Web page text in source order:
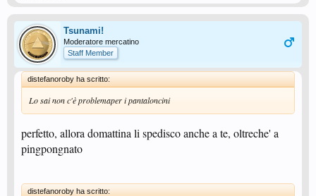
Tsunami!
Moderatore mercatino
Staff Member
distefanoroby ha scritto:
Lo sai non c'è problemaper i pantaloncini
perfetto, allora domattina li spedisco anche a te, oltreche' a
pingpongnato
distefanoroby ha scritto: